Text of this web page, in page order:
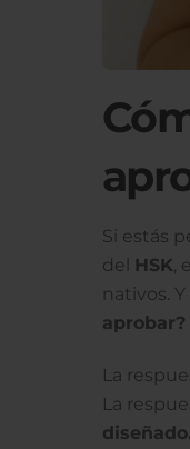
Si estás
del HSK,
nativos.
aprobar?
La
La
diseñado.